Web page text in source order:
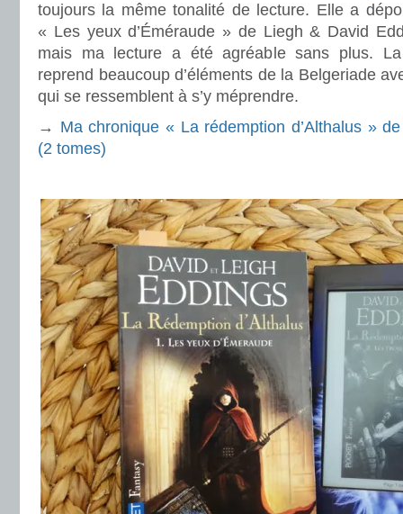
toujours la même tonalité de lecture. Elle a
« Les yeux d’Éméraude » de Liegh & David
mais ma lecture a été agréable sans plus. La
reprend beaucoup d’éléments de la Belgeriade
qui se ressemblent à s’y méprendre.
→ Ma chronique « La rédemption d’Althalus »
(2 tomes)